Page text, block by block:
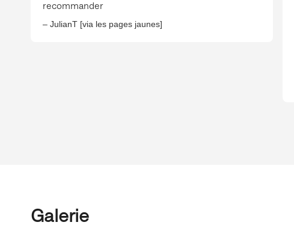
recommander
– JulianT [via les pages jaunes]
Galerie